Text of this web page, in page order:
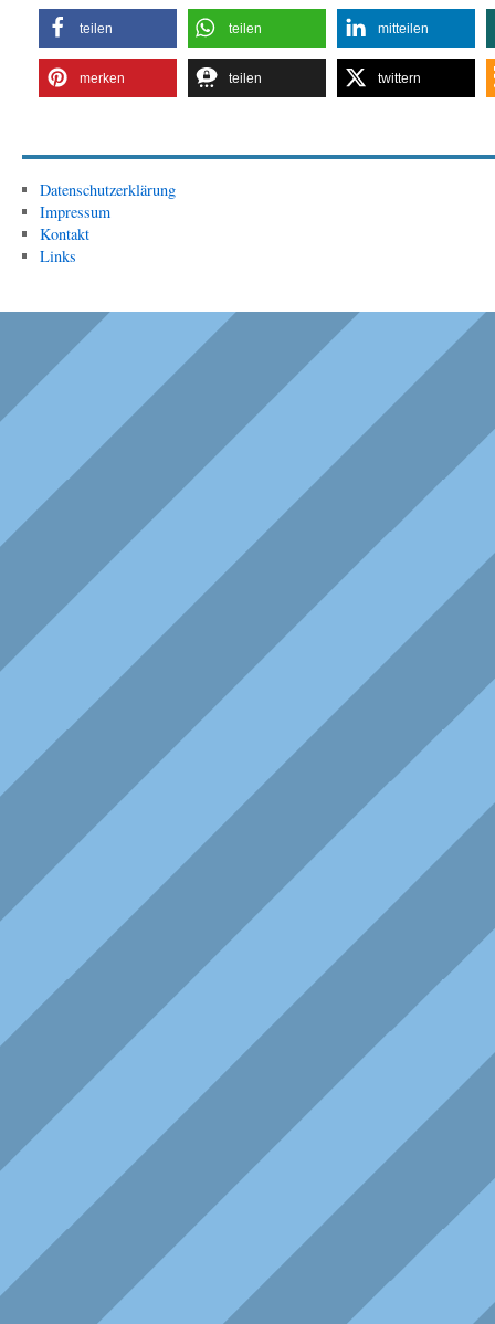
teilen teilen mitteilen
merken teilen twittern
Datenschutzerklärung
Impressum
Kontakt
Links